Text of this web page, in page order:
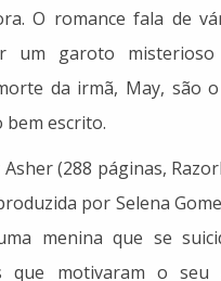
O romance fala de
um garoto misterioso
da irmã, May, são
bem escrito.
Asher (288 páginas,
por Selena
menina que se
que motivaram o seu